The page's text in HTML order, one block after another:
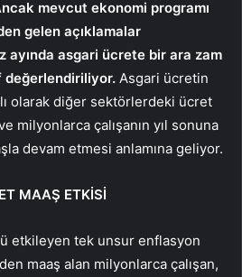
mevcut ekonomi programı
gelen açıklamalar
ayında asgari ücrete bir ara zam
değerlendiriliyor. Asgari ücretin
olarak diğer sektörlerdeki ücret
milyonlarca çalışanın yıl sonuna
devam etmesi anlamına geliyor.
MAAŞ ETKİSİ
etkileyen tek unsur enflasyon
maaş alan milyonlarca çalışan,